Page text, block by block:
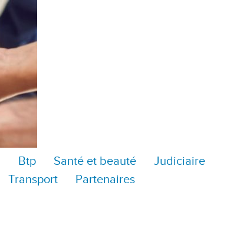
Btp Santé et beauté
Judiciaire
Transport Partenaires